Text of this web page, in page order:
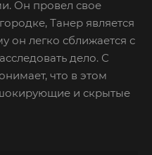
Он провел свое
Танер является
он легко сближается с
дело. С
что в этом
и скрытые